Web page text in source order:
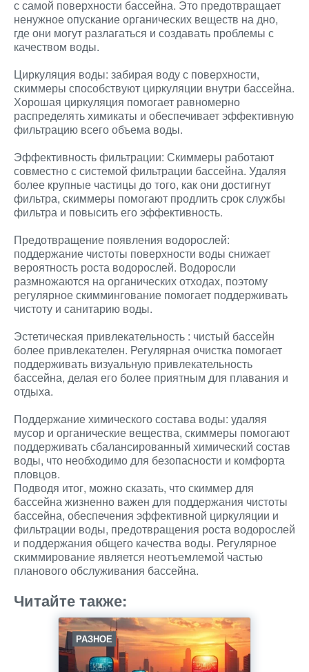
с самой поверхности бассейна. Это предотвращает
ненужное опускание органических веществ на дно,
где они могут разлагаться и создавать проблемы с
качеством воды.
Циркуляция воды: забирая воду с поверхности,
скиммеры способствуют циркуляции внутри бассейна.
Хорошая циркуляция помогает равномерно
распределять химикаты и обеспечивает эффективную
фильтрацию всего объема воды.
Эффективность фильтрации: Скиммеры работают
совместно с системой фильтрации бассейна. Удаляя
более крупные частицы до того, как они достигнут
фильтра, скиммеры помогают продлить срок службы
фильтра и повысить его эффективность.
Предотвращение появления водорослей:
поддержание чистоты поверхности воды снижает
вероятность роста водорослей. Водоросли
размножаются на органических отходах, поэтому
регулярное скиммингование помогает поддерживать
чистоту и санитарию воды.
Эстетическая привлекательность : чистый бассейн
более привлекателен. Регулярная очистка помогает
поддерживать визуальную привлекательность
бассейна, делая его более приятным для плавания и
отдыха.
Поддержание химического состава воды: удаляя
мусор и органические вещества, скиммеры помогают
поддерживать сбалансированный химический состав
воды, что необходимо для безопасности и комфорта
пловцов.
Подводя итог, можно сказать, что скиммер для
бассейна жизненно важен для поддержания чистоты
бассейна, обеспечения эффективной циркуляции и
фильтрации воды, предотвращения роста водорослей
и поддержания общего качества воды. Регулярное
скиммирование является неотъемлемой частью
планового обслуживания бассейна.
Читайте также:
РАЗНОЕ